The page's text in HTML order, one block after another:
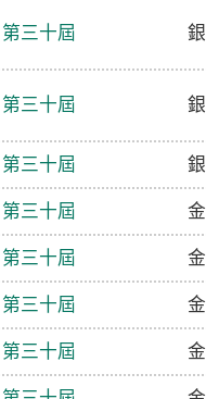
第三十屆
第三十屆
第三十屆
第三十屆
第三十屆
第三十屆
第三十屆